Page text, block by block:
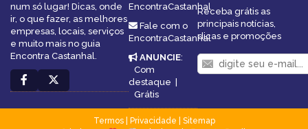
num só lugar! Dicas, onde
ir, o que fazer, as melhores
empresas, locais, serviços
e muito mais no guia
Encontra Castanhal.
EncontraCastanhal
Fale com o
EncontraCastanhal
ANUNCIE:
Com
destaque |
Grátis
Receba grátis as
principais notícias,
dicas e promoções
Termos| Privacidade
Sitemap